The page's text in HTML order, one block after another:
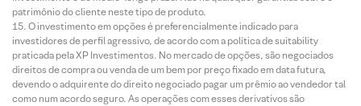
patrimônio do cliente neste tipo de produto.
O investimento em opções é preferencialmente indicado para
investidores de perfil agressivo, de acordo com a política de suitability
praticada pela XP Investimentos. No mercado de opções, são negociados
direitos de compra ou venda de um bem por preço fixado em data futura,
devendo o adquirente do direito negociado pagar um prêmio ao vendedor tal
como num acordo seguro. As operações com esses derivativos são